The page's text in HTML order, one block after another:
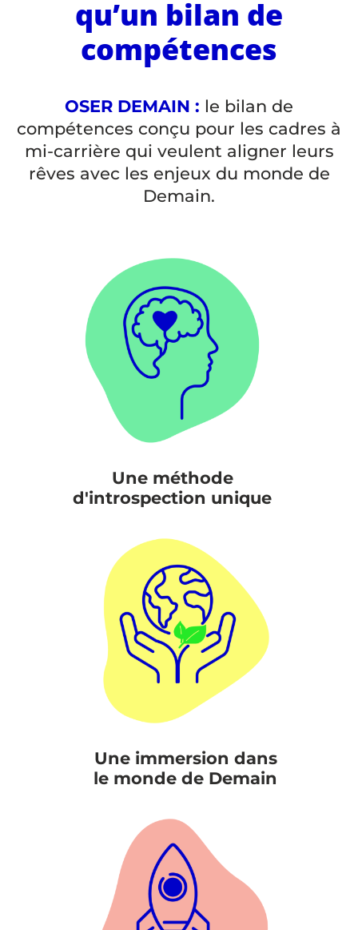
qu’un bilan de
compétences
OSER DEMAIN : le bilan de
compétences conçu pour les cadres à
mi-carrière qui veulent aligner leurs
rêves avec les enjeux du monde de
Demain.
Une méthode
d'introspection unique
Une immersion dans
le monde de Demain